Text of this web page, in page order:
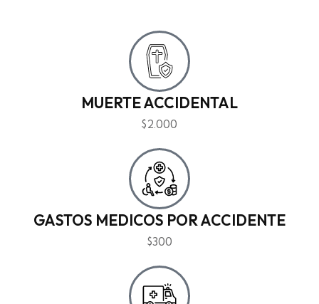
MUERTE ACCIDENTAL
$2.000
GASTOS MEDICOS POR ACCIDENTE
$300